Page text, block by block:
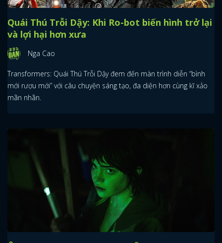
Quái Thú Trỗi Dậy: Khi Ro-bot biến hình trở lại
và lợi hại hơn xưa
Nga Cao
Transformers: Quái Thú Trỗi Dậy đem đến màn trình diễn “bình
mới rượu mới” với câu chuyện sáng tạo, đa diện hơn cùng kĩ xảo
mãn nhãn.